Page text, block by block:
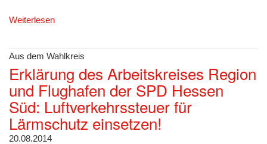
Weiterlesen
Aus dem Wahlkreis
Erklärung des Arbeitskreises Region
und Flughafen der SPD Hessen
Süd: Luftverkehrssteuer für
Lärmschutz einsetzen!
20.08.2014